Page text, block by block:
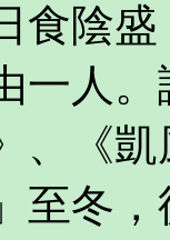
食陰
一人
、《
至冬